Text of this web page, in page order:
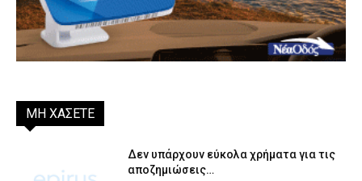
ΜΗ ΧΑΣΕΤΕ
Δεν υπάρχουν εύκολα χρήματα για τις
αποζημιώσεις…